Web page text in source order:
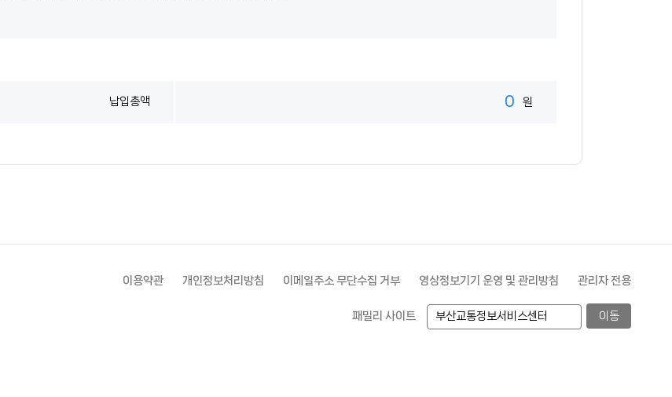
납입총액 0 원
이용약관 개인정보처리방침 이메일주소 무단수집 거부 영상정보기기 운영 및 관리방침 관리자 전용
패밀리 사이트 이동